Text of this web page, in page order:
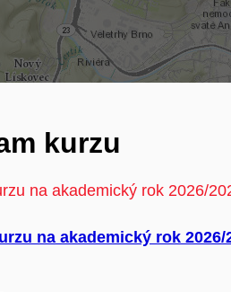
kurzu
na akademický rok 2026/
na akademický rok 2026/